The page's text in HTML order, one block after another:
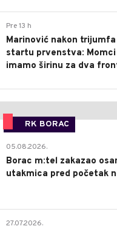
Pre 13 h
Marinović nakon
startu prvenstva: Momci
imamo širinu za dva
RK BORAC
05.08.2026.
Borac m:tel zakazao
utakmica pred početak
27.07.2026.